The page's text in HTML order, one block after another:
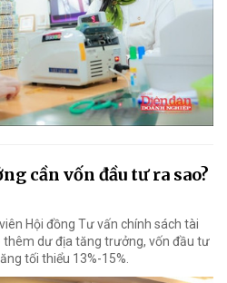
cần vốn đầu tư ra sao?
Hội đồng Tư vấn chính sách tài
thêm dư địa tăng trưởng, vốn đầu tư
tối thiểu 13%-15%.